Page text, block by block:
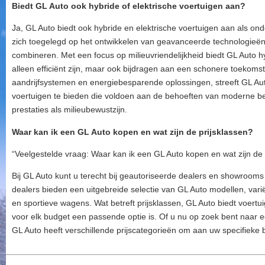
Biedt GL Auto ook hybride of elektrische voertuigen aan?
Ja, GL Auto biedt ook hybride en elektrische voertuigen aan als
zich toegelegd op het ontwikkelen van geavanceerde
combineren. Met een focus op milieuvriendelijkheid biedt GL Auto
alleen efficiënt zijn, maar ook bijdragen aan een schonere
aandrijfsystemen en energiebesparende oplossingen, streeft GL
voertuigen te bieden die voldoen aan de behoeften van moderne
prestaties als milieubewustzijn.
Waar kan ik een GL Auto kopen en wat zijn de prijsklassen?
“Veelgestelde vraag: Waar kan ik een GL Auto kopen en wat zijn de
Bij GL Auto kunt u terecht bij geautoriseerde dealers en
dealers bieden een uitgebreide selectie van GL Auto modellen,
en sportieve wagens. Wat betreft prijsklassen, GL Auto biedt
voor elk budget een passende optie is. Of u nu op zoek bent naar
GL Auto heeft verschillende prijscategorieën om aan uw specifieke